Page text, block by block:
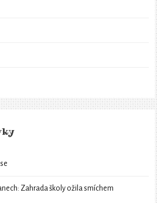
Zahrada školy ožila smíchem